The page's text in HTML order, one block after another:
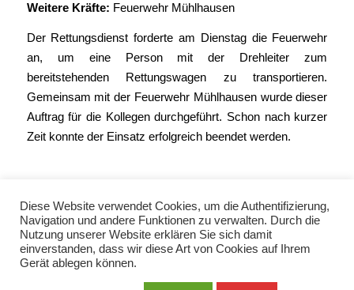
Weitere Kräfte: Feuerwehr Mühlhausen
Der Rettungsdienst forderte am Dienstag die Feuerwehr
an, um eine Person mit der Drehleiter zum
bereitstehenden Rettungswagen zu transportieren.
Gemeinsam mit der Feuerwehr Mühlhausen wurde dieser
Auftrag für die Kollegen durchgeführt. Schon nach kurzer
Zeit konnte der Einsatz erfolgreich beendet werden.
Diese Website verwendet Cookies, um die Authentifizierung,
Navigation und andere Funktionen zu verwalten. Durch die
Nutzung unserer Website erklären Sie sich damit
einverstanden, dass wir diese Art von Cookies auf Ihrem
Gerät ablegen können.